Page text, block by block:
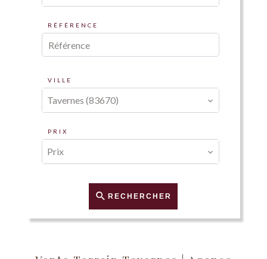
RÉFÉRENCE
VILLE
Tavernes (83670)
PRIX
Prix
RECHERCHER